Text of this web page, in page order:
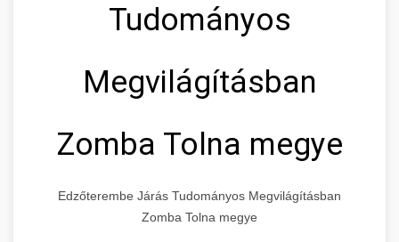
Tudományos
Megvilágításban
Zomba Tolna megye
Edzőterembe Járás Tudományos Megvilágításban
Zomba Tolna megye